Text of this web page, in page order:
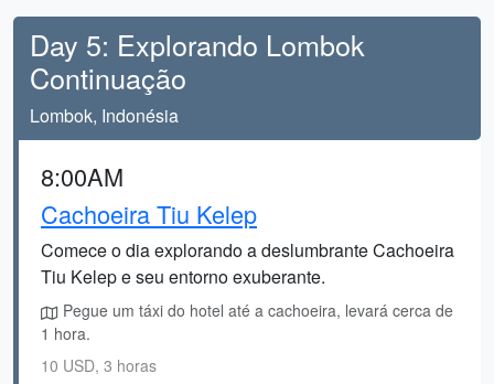
Day 5: Explorando Lombok
Continuação
Lombok, Indonésia
8:00AM
Cachoeira Tiu Kelep
Comece o dia explorando a deslumbrante Cachoeira
Tiu Kelep e seu entorno exuberante.
Pegue um táxi do hotel até a cachoeira, levará cerca de
1 hora.
10 USD, 3 horas